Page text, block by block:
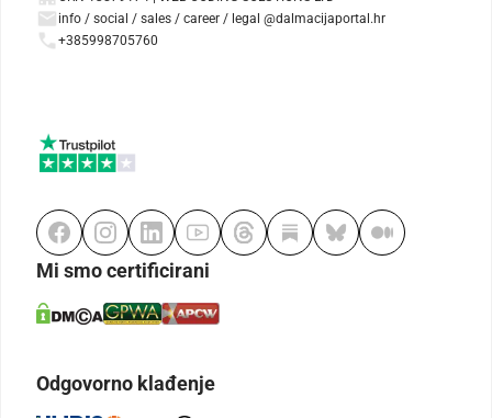
info / social / sales / career / legal @dalmacijaportal.hr
+385998705760
Mi smo certificirani
Odgovorno klađenje